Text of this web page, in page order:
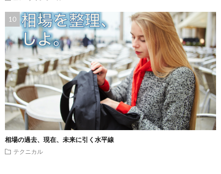
相場の過去、現在、未来に引く水平線
テクニカル